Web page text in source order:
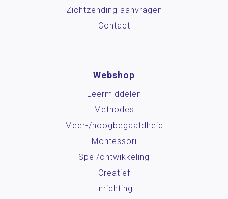
Zichtzending aanvragen
Contact
Webshop
Leermiddelen
Methodes
Meer-/hoog­begaafdheid
Montessori
Spel/ontwikkeling
Creatief
Inrichting